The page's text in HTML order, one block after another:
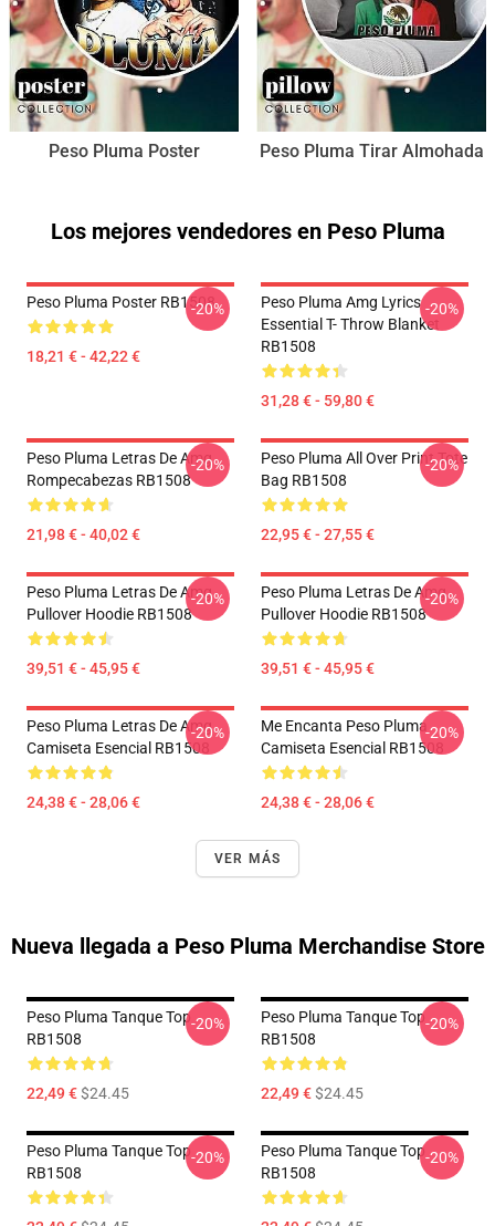
Peso Pluma Poster Peso Pluma Tirar Almohada
Los mejores vendedores en Peso Pluma
Peso Pluma Poster RB1508
18,21 € - 42,22 €
-20%
Peso Pluma Amg Lyrics
Essential T- Throw Blanket
RB1508
31,28 € - 59,80 €
-20%
Peso Pluma Letras De Amg
Rompecabezas RB1508
21,98 € - 40,02 €
-20%
Peso Pluma All Over Print Tote
Bag RB1508
22,95 € - 27,55 €
-20%
Peso Pluma Letras De Amg
Pullover Hoodie RB1508
39,51 € - 45,95 €
-20%
Peso Pluma Letras De Amg
Pullover Hoodie RB1508
39,51 € - 45,95 €
-20%
Peso Pluma Letras De Amg
Camiseta Esencial RB1508
24,38 € - 28,06 €
-20%
Me Encanta Peso Pluma
Camiseta Esencial RB1508
24,38 € - 28,06 €
-20%
VER MÁS
Nueva llegada a Peso Pluma Merchandise Store
Peso Pluma Tanque Top
RB1508
22,49 €$24.45
-20%
Peso Pluma Tanque Top
RB1508
22,49 €$24.45
-20%
Peso Pluma Tanque Top
RB1508
-20%
Peso Pluma Tanque Top
RB1508
-20%